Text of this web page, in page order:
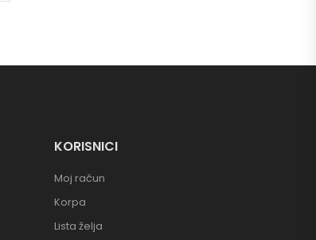
KORISNICI
Moj račun
Korpa
Lista želja